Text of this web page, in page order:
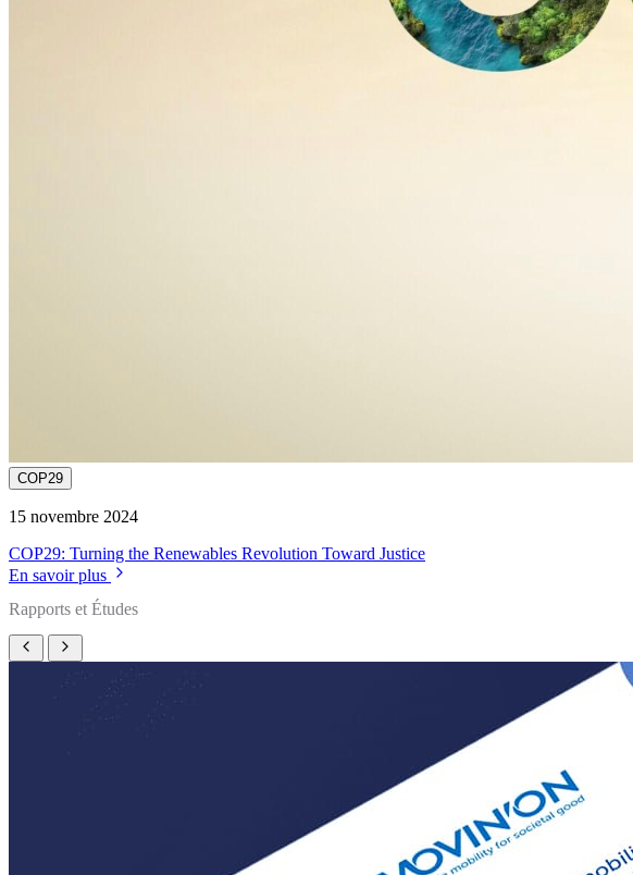
COP29
15 novembre 2024
COP29: Turning the Renewables Revolution Toward Justice
En savoir plus
Rapports et Études